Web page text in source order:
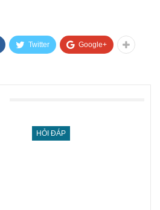
Twitter Google+
HỎI ĐÁP